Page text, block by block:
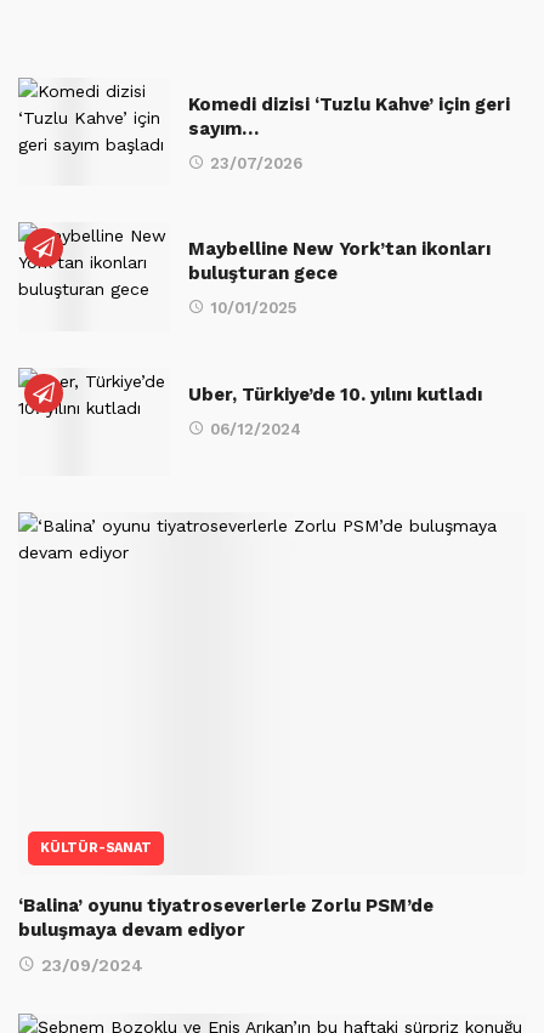
Komedi dizisi ‘Tuzlu Kahve’ için geri
sayım…
23/07/2026
Maybelline New York’tan ikonları
buluşturan gece
10/01/2025
Uber, Türkiye’de 10. yılını kutladı
06/12/2024
KÜLTÜR-SANAT
‘Balina’ oyunu tiyatroseverlerle Zorlu PSM’de
buluşmaya devam ediyor
23/09/2024